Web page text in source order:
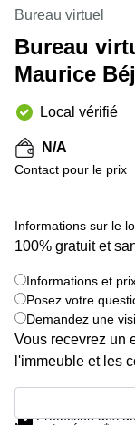
Strasbourg
d'affaires
Toulouse
Toulouse
Coworking
Nice
Lyon
Location
bureaux
Paris
Centre
d'affaires
Montpellier
Bureau virtuel
Bureau
Maurice
Local vérifié
N/A
Contact pour le prix
Informations sur le
100% gratuit et
Informations et
Posez votre
Demandez une
Vous recevrez un
l'immeuble et les
Protection des